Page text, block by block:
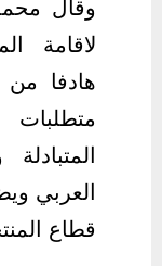
لاقامة
هادفا
متطلبات
العربي
قطاع